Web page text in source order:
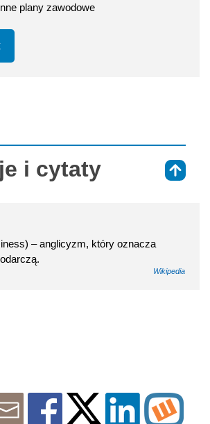
plany zawodowe
i cytaty
– anglicyzm, który oznacza
Wikipedia